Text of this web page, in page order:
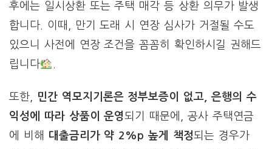
후에는 일시상환 또는 주택 매각 등 상환 의무가 발생
합니다. 이때, 만기 도래 시 연장 심사가 거절될 수도
있으니 사전에 연장 조건을 꼼꼼히 확인하시길 권해드
립니다
또한,
민간 역모지기론은 정부보증이 없고, 은행의 수
익성에 따라 상품이 운영되기 때문에, 공사 주택연금
에 비해 대출금리가 약 2%p 높게 책정되는 경우가